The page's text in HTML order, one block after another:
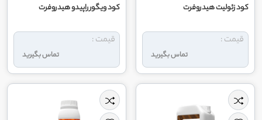
کود زئولیت هیدروفرت
تماس بگیرید
قیمت :
کود ویگور راپیدو هیدروفرت
تماس بگیرید
قیمت :